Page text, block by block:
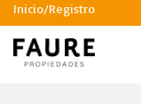
Inicio/Registro